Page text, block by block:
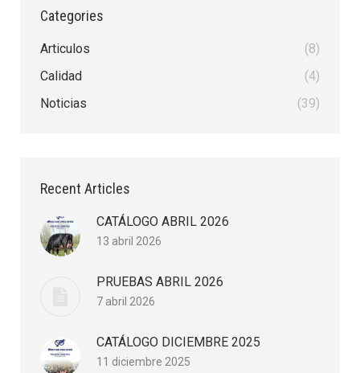
Categories
Articulos
(8)
Calidad
(4)
Noticias
(39)
Recent Articles
CATÁLOGO ABRIL 2026
13 abril 2026
PRUEBAS ABRIL 2026
7 abril 2026
CATÁLOGO DICIEMBRE 2025
11 diciembre 2025